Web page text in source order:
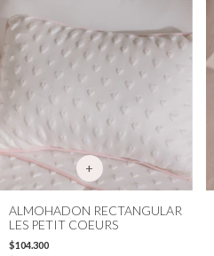
ALMOHADON RECTANGULAR
LES PETIT COEURS
$104.300